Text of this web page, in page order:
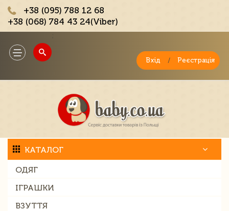
+38 (095) 788 12 68
+38 (068) 784 43 24(Viber)
Toggle
navigation
Вхід / Реєстрація
КАТАЛОГ
ОДЯГ
ІГРАШКИ
ВЗУТТЯ